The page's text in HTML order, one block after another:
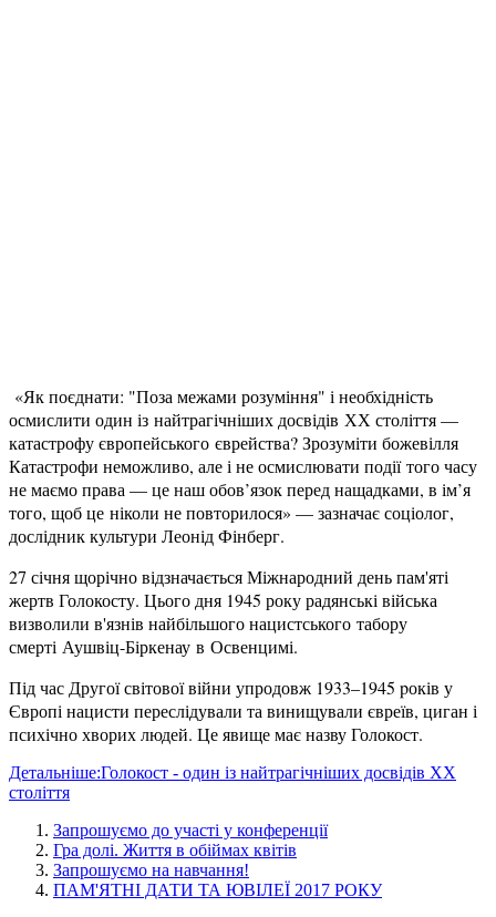
«Як поєднати: "Поза межами розуміння" і необхідність
осмислити один із найтрагічніших досвідів ХХ століття —
катастрофу європейського єврейства? Зрозуміти божевілля
Катастрофи неможливо, але і не осмислювати події того часу
не маємо права — це наш обов’язок перед нащадками, в ім’я
того, щоб це ніколи не повторилося» — зазначає соціолог,
дослідник культури Леонід Фінберг.
27 січня щорічно відзначається Міжнародний день пам'яті
жертв Голокосту. Цього дня 1945 року радянські війська
визволили в'язнів найбільшого нацистського табору
смерті Аушвіц-Біркенау в Освенцимі.
Під час Другої світової війни упродовж 1933–1945 pоків у
Європі нацисти переслідували та винищували євреїв, циган і
психічно хворих людей. Це явище має назву Голокост.
Детальніше:Голокост - один із найтрагічніших досвідів ХХ
століття
Запрошуємо до участі у конференції
Гра долі. Життя в обіймах квітів
Запрошуємо на навчання!
ПАМ'ЯТНІ ДАТИ ТА ЮВІЛЕЇ 2017 РОКУ